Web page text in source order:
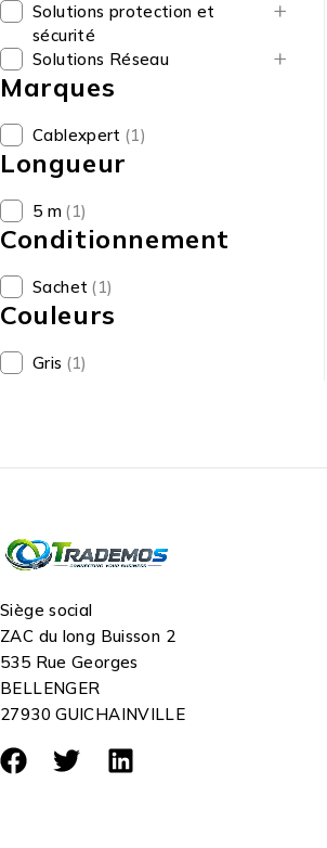
Solutions protection et
sécurité
Solutions Réseau
Marques
Cablexpert (1)
Longueur
5 m (1)
Conditionnement
Sachet (1)
Couleurs
Gris (1)
Siège social
ZAC du long Buisson 2
535 Rue Georges
BELLENGER
27930 GUICHAINVILLE